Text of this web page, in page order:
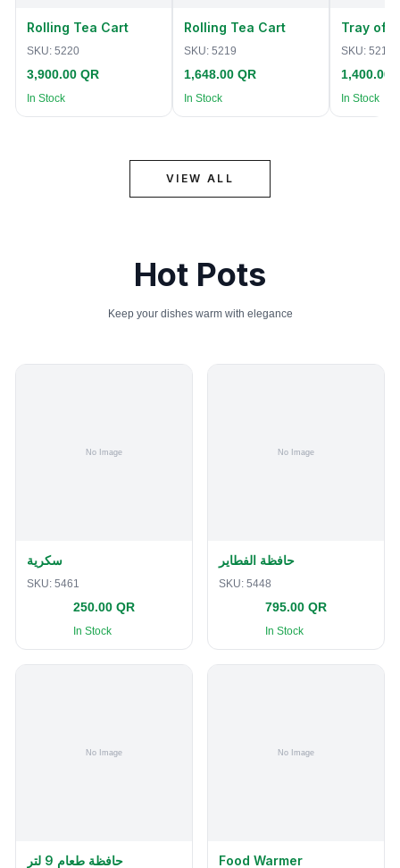
Rolling Tea Cart
SKU: 5220
3,900.00 QR
In Stock
Rolling Tea Cart
SKU: 5219
1,648.00 QR
In Stock
Tray of
SKU: 5218
1,400.00
In Stock
VIEW ALL
Hot Pots
Keep your dishes warm with elegance
سكرية
SKU: 5461
250.00 QR
In Stock
حافظة الفطاير
SKU: 5448
795.00 QR
In Stock
حافظة طعام 9 لتر Food Warmer